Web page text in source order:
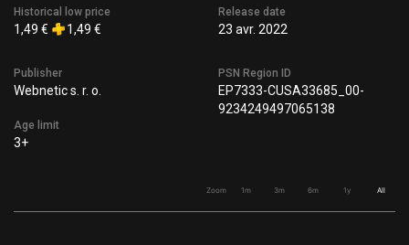
Historical low price
1,49 € 1,49 €
Release date
23 avr. 2022
Publisher
Webnetic s. r. o.
Age limit
3+
PSN Region ID
EP7333-CUSA33685_00-
9234249497065138
Zoom 1m 3m 6m 1y All